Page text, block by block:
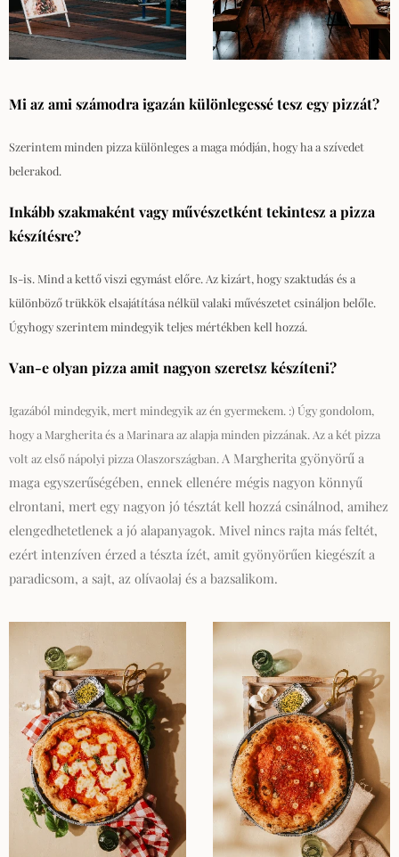
Mi az ami számodra igazán különlegessé tesz egy pizzát?
Szerintem minden pizza különleges a maga módján, hogy ha a szívedet
belerakod.
Inkább szakmaként vagy művészetként tekintesz a pizza
készítésre?
Is-is. Mind a kettő viszi egymást előre. Az kizárt, hogy szaktudás és a
különböző trükkök elsajátítása nélkül valaki művészetet csináljon belőle.
Úgyhogy szerintem mindegyik teljes mértékben kell hozzá.
Van-e olyan pizza amit nagyon szeretsz készíteni?
Igazából mindegyik, mert mindegyik az én gyermekem. :) Úgy gondolom,
hogy a Margherita és a Marinara az alapja minden pizzának. Az a két pizza
volt az első nápolyi pizza Olaszországban. A Margherita gyönyörű a
maga egyszerűségében, ennek ellenére mégis nagyon könnyű
elrontani, mert egy nagyon jó tésztát kell hozzá csinálnod, amihez
elengedhetetlenek a jó alapanyagok. Mivel nincs rajta más feltét,
ezért intenzíven érzed a tészta ízét, amit gyönyörűen kiegészít a
paradicsom, a sajt, az olívaolaj és a bazsalikom.